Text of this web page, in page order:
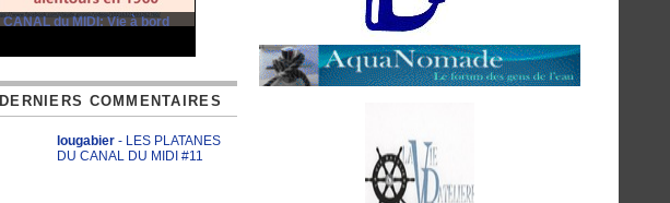
CANAL du MIDI: Vie à bord
DERNIERS COMMENTAIRES
lougabier - LES PLATANES
DU CANAL DU MIDI #11